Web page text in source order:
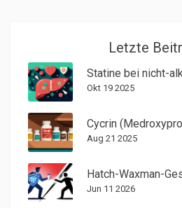
Letzte
Okt 19 2025
Aug 21 2025
Jun 11 2026